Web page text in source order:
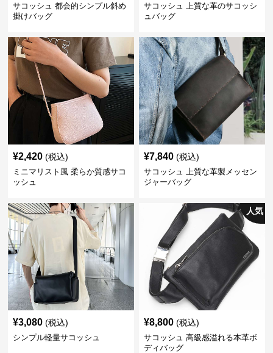
サコッシュ 都会的シンプル斜め
掛けバッグ
サコッシュ 上質な革のサコッシ
ュバッグ
¥2,420 (税込)
ミニマリスト風 柔らか質感サコ
ッシュ
¥7,840 (税込)
サコッシュ 上質な革製メッセン
ジャーバッグ
¥3,080 (税込)
シンプル軽量サコッシュ
人気
¥8,800 (税込)
サコッシュ 高級感溢れる本革ボ
ディバッグ